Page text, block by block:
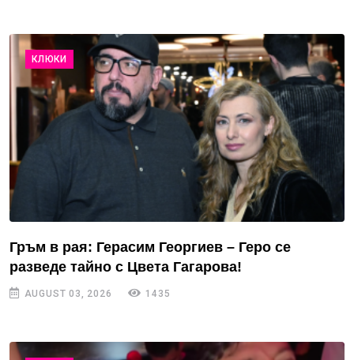
КЛЮКИ
Гръм в рая: Герасим Георгиев – Геро се
разведе тайно с Цвета Гагарова!
AUGUST 03, 2026 1435